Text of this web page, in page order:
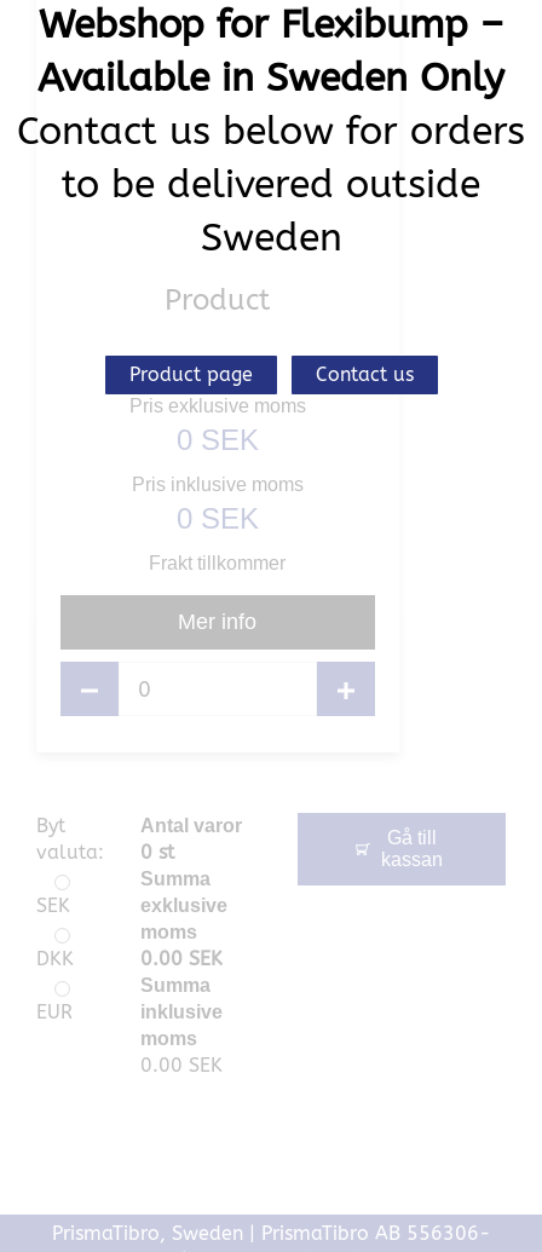
Webshop for Flexibump –
Available in Sweden Only
Contact us below for orders
to be delivered outside
Sweden
Product page Contact us
Product
Pris exklusive moms
0 SEK
Pris inklusive moms
0 SEK
Frakt tillkommer
Mer info
Byt
valuta:
SEK
DKK
EUR
Antal varor
0 st
Summa
exklusive
moms
0.00 SEK
Summa
inklusive
moms
0.00 SEK
Gå till
kassan
PrismaTibro, Sweden |
PrismaTibro AB 556306-